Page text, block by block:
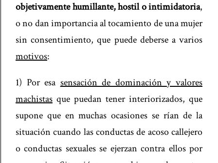
objetivamente humillante, hostil o intimidatoria,
o no dan importancia al tocamiento de una mujer
sin consentimiento, que puede deberse a varios
motivos:
1) Por esa sensación de dominación y valores
machistas que puedan tener interiorizados, que
supone que en muchas ocasiones se rían de la
situación cuando las conductas de acoso callejero
o conductas sexuales se ejerzan contra ellos por